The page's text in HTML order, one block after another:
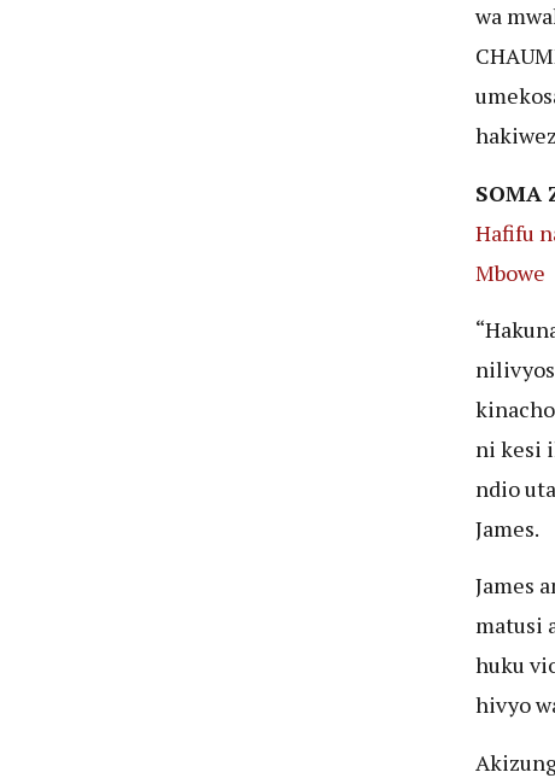
wa
SOMA
Hafifu
Mbowe
ni kesi
ndio
James.
James
matusi
huku
hivyo